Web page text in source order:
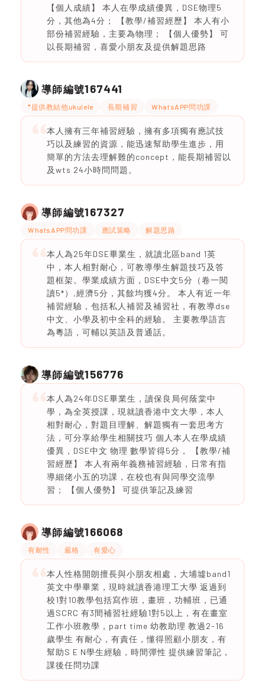
【個人成績】 本人在學成績優異，DSE物理5
分，其他為4分； 【教學/補習經歷】 本人有小
部份補習經驗，主要為物理； 【個人優勢】 可
以長期補習，喜愛小朋友及提供解題思路
導師編號167441
*提供教結他ukulele 長期補習 WhatsAPP問功課
本人擁有三年補習經驗，擁有多項獨有應試技
巧以及練習的資源，能迅速幫助學生進步，用
簡單的方法去理解難的concept，能長期補習以
及wts 24小時問問題。
導師編號167327
WhatsAPP問功課 應試策略 解題思路
本人為25年DSE畢業生，就讀北區band 1英
中，本人相對耐心，可教導學生解題技巧及答
題框架。學業成績方面，DSE中文5分（卷一閱
讀5*）,經濟5分，其餘均獲4分。 本人有近一年
補習經驗，包括私人補習及補習社，有教導dse
中文、小學及初中全科的經驗。 主要教學語言
為粵語，可輔以英語及普通話。
導師編號156776
本人為24年DSE畢業生，讀保良局何蔭棠中
學，為全英授課，現就讀香港中文大學，本人
相對耐心，對題目理解、解題獨有一套思考方
法，可分享給學生相關技巧 個人本人在學成績
優異，DSE中文 物理 數學皆得5分， 【教學/補
習經歷】 本人有兩年義務補習經驗，日常有指
導細佬小五的功課，在校也有與同學交流學
習； 【個人優勢】 可提供筆記及練習
導師編號166068
有耐性 嚴格 有愛心
本人性格開朗擅長與小朋友相處，大埔墟band1
英文中學畢業，現時就讀香港理工大學 返過到
校1對10教學包括寫作班，畫班，功輔班，已通
過SCRC 有3間補習社經驗1對5以上，有在畫室
工作小班教學，part time 幼教助理 教過2-16
歲學生 有耐心，有責任，懂得照顧小朋友，有
幫助S E N學生經驗，時間彈性 提供練習筆記，
課後任問功課